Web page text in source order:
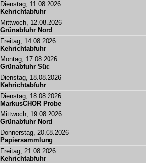
Dienstag, 11.08.2026
Kehrichtabfuhr
Mittwoch, 12.08.2026
Grünabfuhr Nord
Freitag, 14.08.2026
Kehrichtabfuhr
Montag, 17.08.2026
Grünabfuhr Süd
Dienstag, 18.08.2026
Kehrichtabfuhr
Dienstag, 18.08.2026
MarkusCHOR Probe
Mittwoch, 19.08.2026
Grünabfuhr Nord
Donnerstag, 20.08.2026
Papiersammlung
Freitag, 21.08.2026
Kehrichtabfuhr